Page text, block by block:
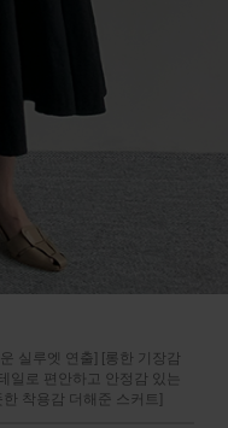
실루엣 연출] [롱한 기장감
일로 편안하고 안정감 있는
착용감 더해준 스커트]